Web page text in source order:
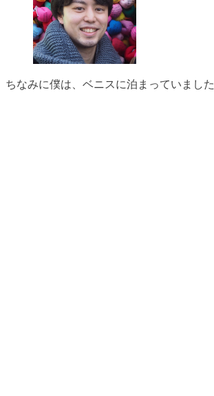
ちなみに僕は、ベニスに泊まっていました